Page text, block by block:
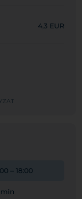
4,3 EUR
– 18:00